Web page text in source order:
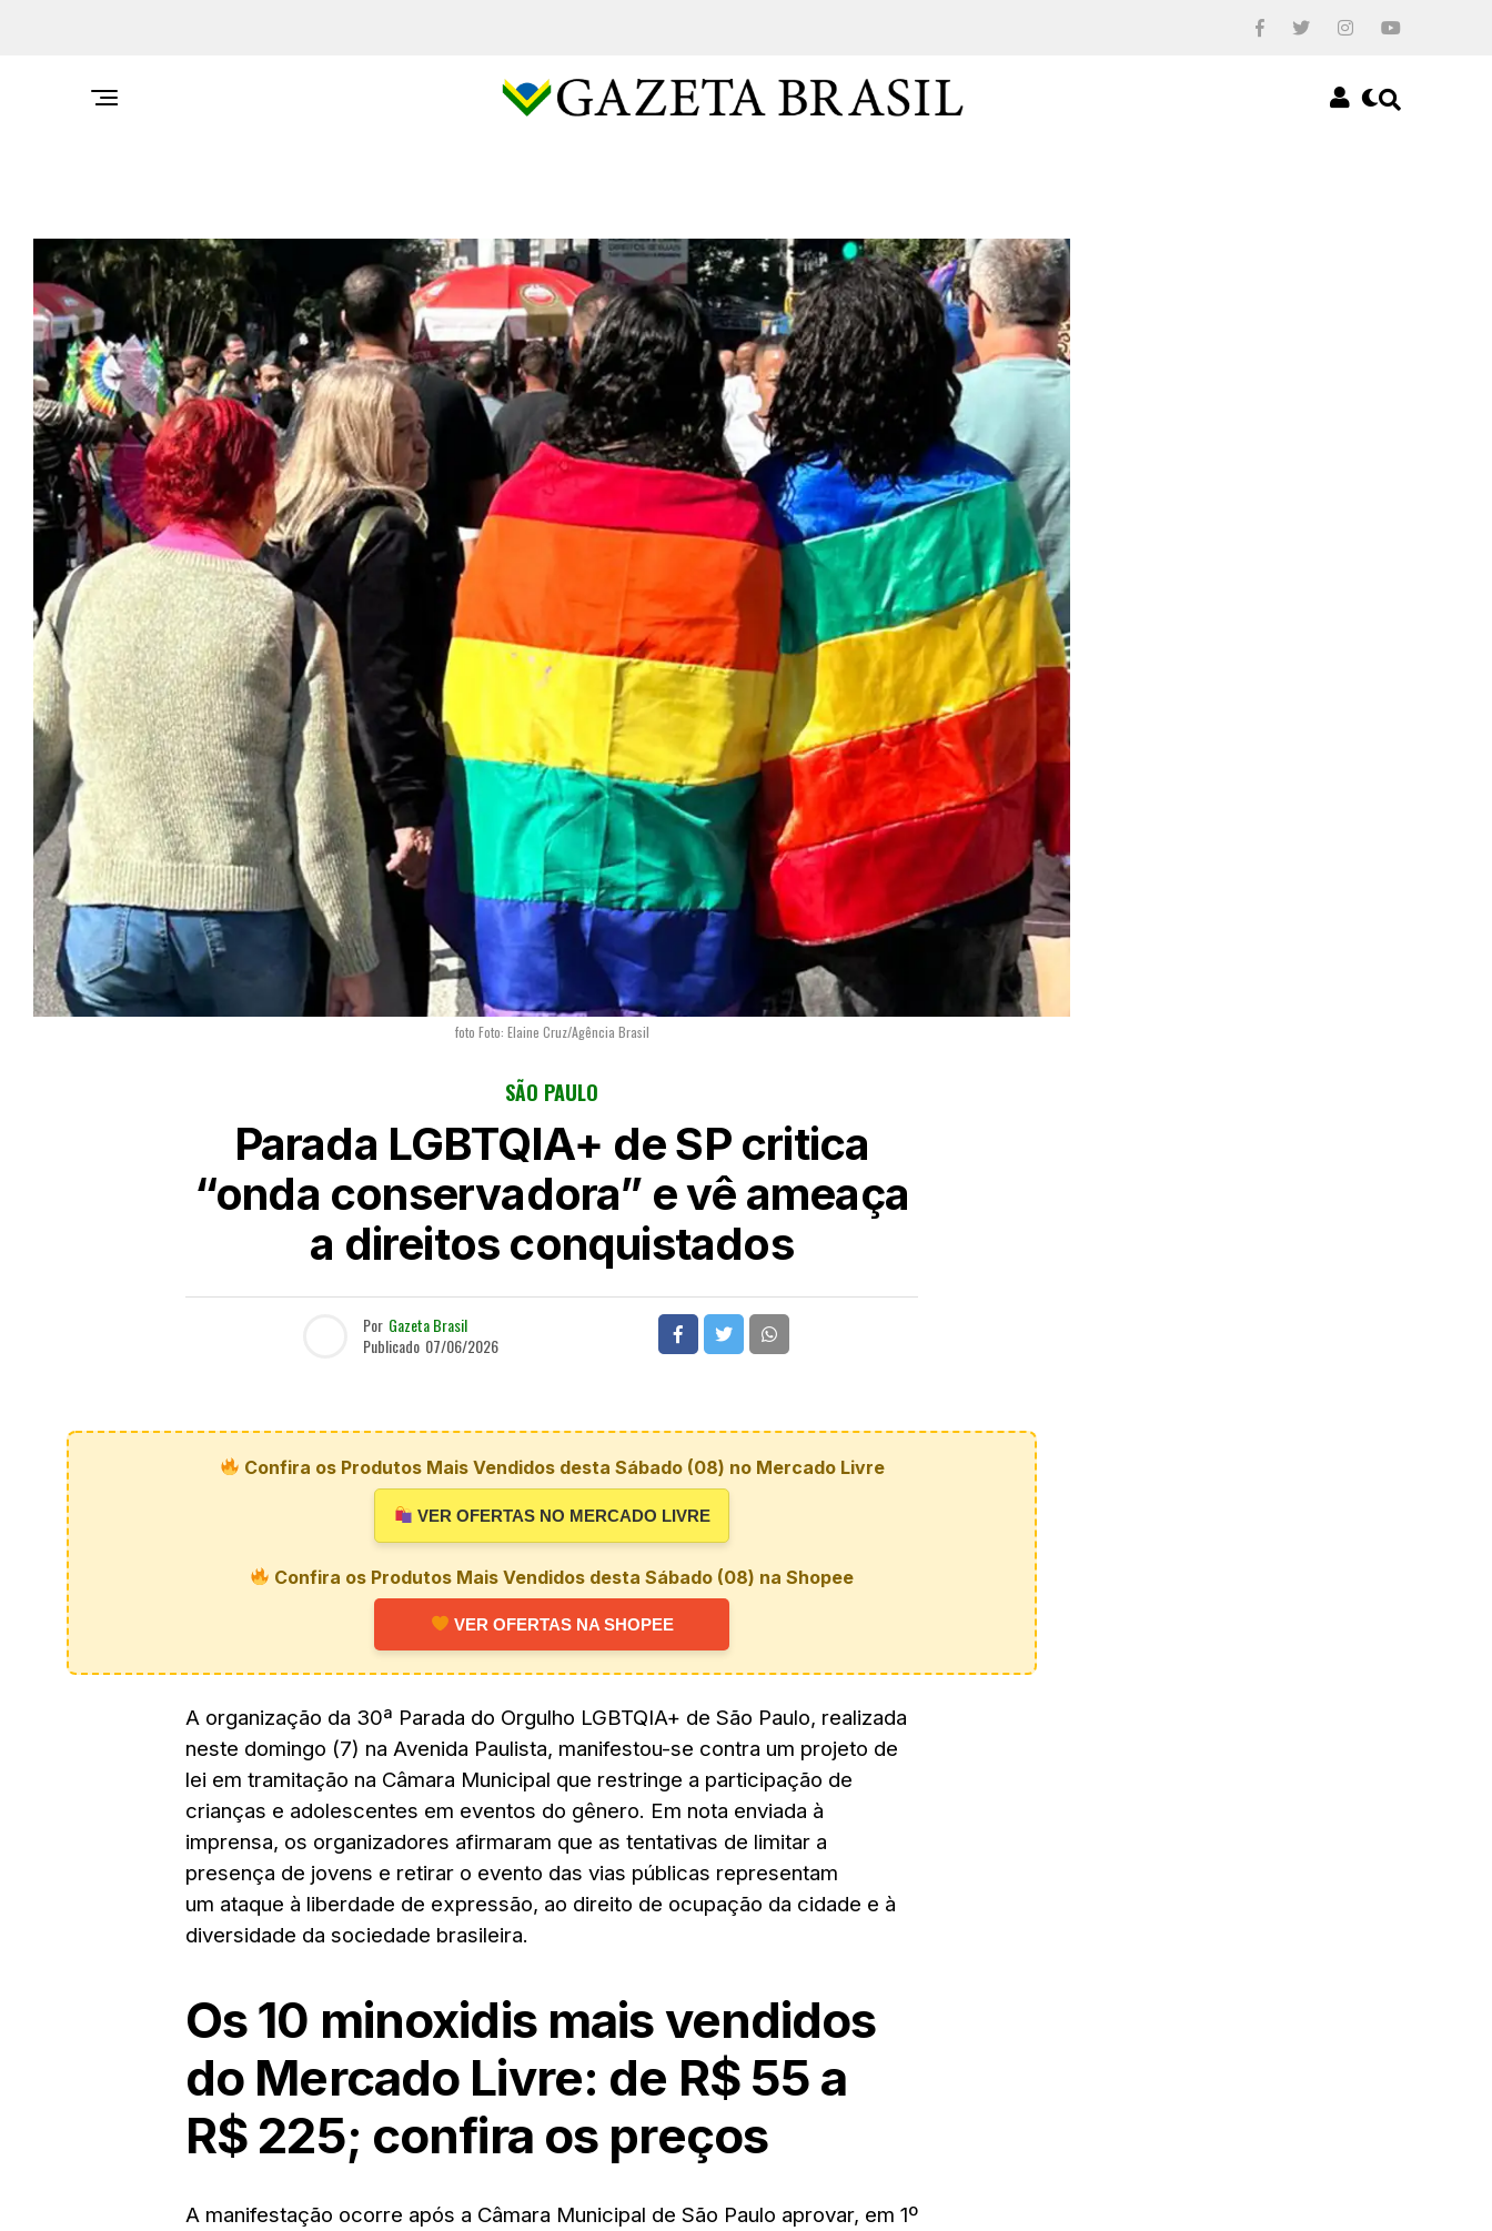
foto Foto: Elaine Cruz/Agência Brasil
SÃO PAULO
Parada LGBTQIA+ de SP critica
“onda conservadora” e vê ameaça
a direitos conquistados
Por Gazeta Brasil
Publicado 07/06/2026
Confira os Produtos Mais Vendidos desta Sábado (08) no Mercado Livre
VER OFERTAS NO MERCADO LIVRE
Confira os Produtos Mais Vendidos desta Sábado (08) na Shopee
VER OFERTAS NA SHOPEE
A organização da 30ª Parada do Orgulho LGBTQIA+ de São Paulo, realizada
neste domingo (7) na Avenida Paulista, manifestou-se contra um projeto de
lei em tramitação na Câmara Municipal que restringe a participação de
crianças e adolescentes em eventos do gênero. Em nota enviada à
imprensa, os organizadores afirmaram que as tentativas de limitar a
presença de jovens e retirar o evento das vias públicas representam
um ataque à liberdade de expressão, ao direito de ocupação da cidade e à
diversidade da sociedade brasileira.
Os 10 minoxidis mais vendidos
do Mercado Livre: de R$ 55 a
R$ 225; confira os preços
A manifestação ocorre após a Câmara Municipal de São Paulo aprovar, em 1º